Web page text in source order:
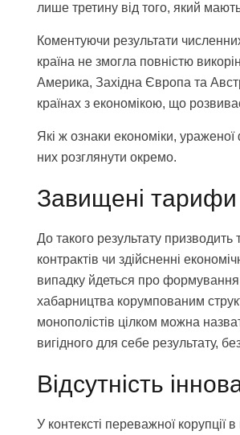
лише третину від того, який
Коментуючи результати
країна не змогла повністю
Америка, Західна Європа та
країнах з економікою, що
Які ж ознаки економіки,
них розглянути окремо.
Завищені тарифи
До такого результату призводить
контрактів чи здійсненні
випадку йдеться про формування
хабарництва корумпованим
монополістів цілком можна
вигідного для себе результату,
Відсутність
У контексті переважної